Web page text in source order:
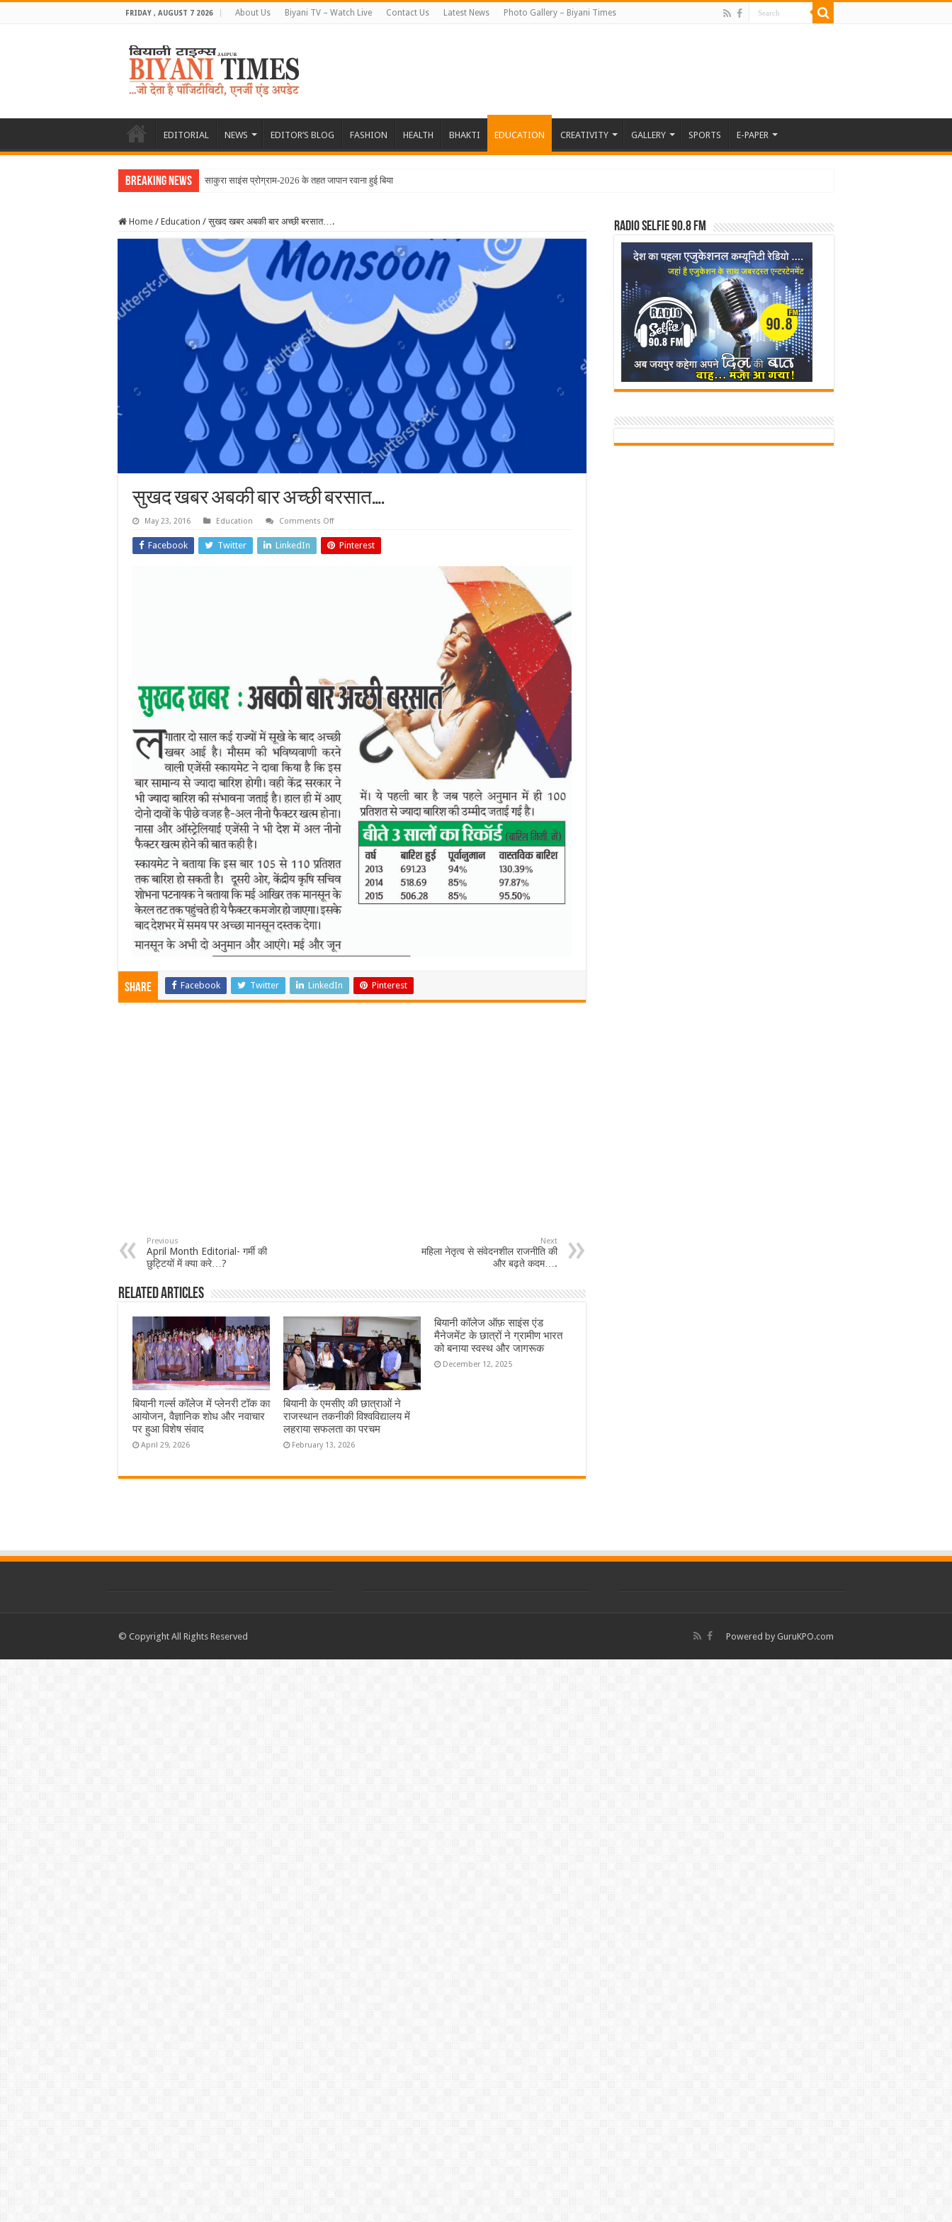
FRIDAY , AUGUST 7 2026 About Us Biyani TV – Watch Live Contact Us Latest News Photo Gallery – Biyani Times
EDITORIAL NEWS EDITOR’S BLOG FASHION HEALTH BHAKTI EDUCATION CREATIVITY GALLERY SPORTS E-PAPER
Breaking News साकुरा साइंस प्रोग्राम-2026 के तहत जापान रवाना हुई बियानी ग्रुप ऑफ कॉलेजेज की
Home / Education / सुखद खबर अबकी बार अच्छी बरसात….
सुखद खबर अबकी बार अच्छी बरसात….
May 23, 2016 Education Comments Offon
खबर
अबकी
बार
Facebook Twitter LinkedIn Pinterest
Share Facebook Twitter LinkedIn Pinterest
Previous
April Month Editorial- गर्मी की
छुट्टियों में क्या करे…?
Next
महिला नेतृत्व से संवेदनशील राजनीति की
और बढ़ते कदम….
Related Articles
बियानी गर्ल्स कॉलेज में प्लेनरी टॉक का
आयोजन, वैज्ञानिक शोध और नवाचार
पर हुआ विशेष संवाद
April 29, 2026
बियानी के एमसीए की छात्राओं ने
राजस्थान तकनीकी विश्वविद्यालय में
लहराया सफलता का परचम
February 13, 2026
बियानी कॉलेज ऑफ़ साइंस एंड
मैनेजमेंट के छात्रों ने ग्रामीण भारत
को बनाया स्वस्थ और जागरूक
December 12, 2025
Radio Selfie 90.8 FM
Powered by GuruKPO.com
© Copyright All Rights Reserved